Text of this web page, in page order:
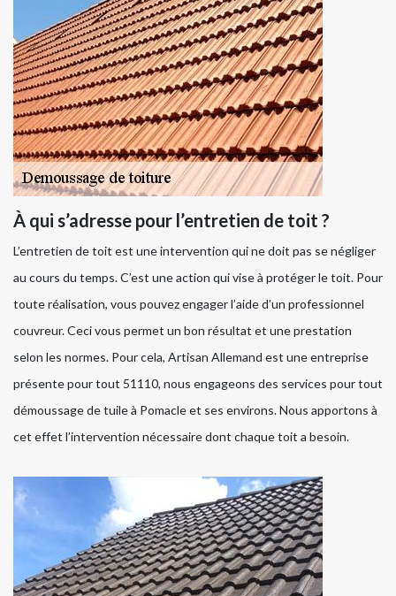
À qui s’adresse pour l’entretien de toit ?
L’entretien de toit est une intervention qui ne doit pas se négliger
au cours du temps. C’est une action qui vise à protéger le toit. Pour
toute réalisation, vous pouvez engager l’aide d’un professionnel
couvreur. Ceci vous permet un bon résultat et une prestation
selon les normes. Pour cela, Artisan Allemand est une entreprise
présente pour tout 51110, nous engageons des services pour tout
démoussage de tuile à Pomacle et ses environs. Nous apportons à
cet effet l’intervention nécessaire dont chaque toit a besoin.